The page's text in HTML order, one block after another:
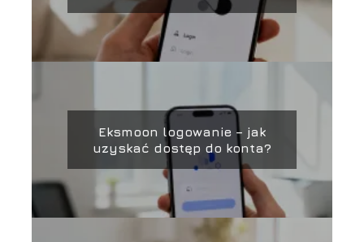
Eksmoon logowanie – jak
uzyskać dostęp do konta?